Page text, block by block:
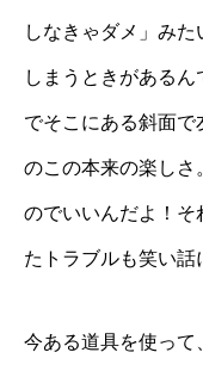
しなきゃダメ」み
しまうときがある
でそこにある斜面で
のこの本来の楽しさ
のでいいんだよ！そ
たトラブルも笑い話
今ある道具を使って